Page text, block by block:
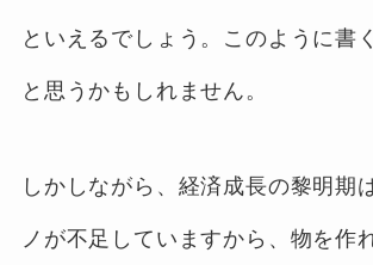
といえるでしょう。このように書
と思うかもしれません。
しかしながら、経済成長の黎明期
ノが不足していますから、物を作